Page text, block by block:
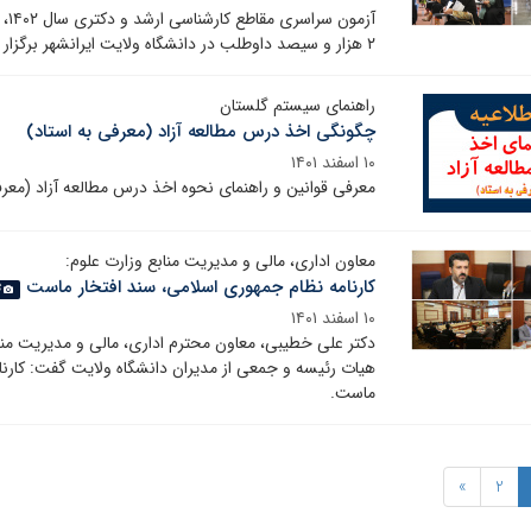
۲ هزار و سیصد داوطلب در دانشگاه ولایت ایرانشهر برگزار شد.
راهنمای سیستم گلستان
چگونگی اخذ درس مطالعه آزاد (معرفی به استاد)
۱۰ اسفند ۱۴۰۱
معرفی قوانین و راهنمای نحوه اخذ درس مطالعه آزاد
معاون اداری، مالی و مدیریت منابع وزارت علوم:
کارنامه نظام جمهوری اسلامی، سند افتخار ماست
۱۰ اسفند ۱۴۰۱
دکتر علی خطیبی، معاون محترم اداری، مالی و مدیریت
هیات رئیسه و جمعی از مدیران دانشگاه ولایت گفت:
ماست.
2
»